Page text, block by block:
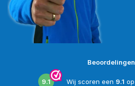
Beoordelingen
9.1 Wij scoren een 9.1 op